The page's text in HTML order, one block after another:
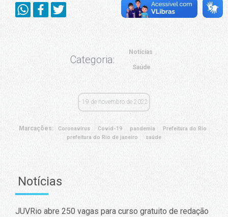
Categoria:
Notícias
Saúde
19 de novembro de 2022
Marcações: Coronavírus Covid-19 pandemia
Prefeitura do Rio
prefeitura do Rio de janeiro
saúde
Notícias
JUVRio abre 250 vagas para curso gratuito de redação